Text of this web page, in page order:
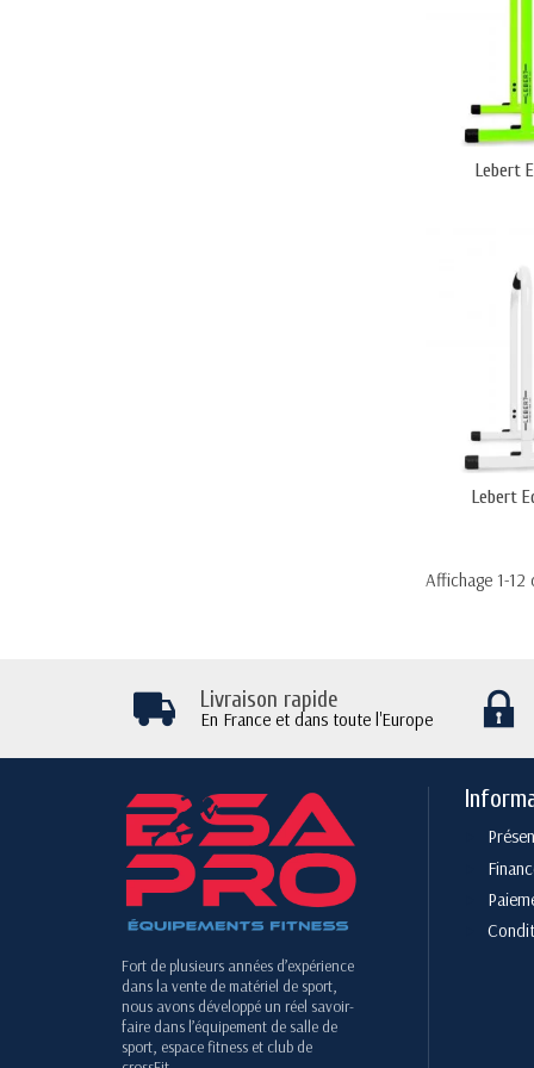
Lebert
Lebert
Affichage 1-12
Livraison rapide
En France et dans toute l'Europe
Fort de plusieurs années d’expérience
dans la vente de matériel de sport,
nous avons développé un réel savoir-
faire dans l’équipement de salle de
sport, espace fitness et club de